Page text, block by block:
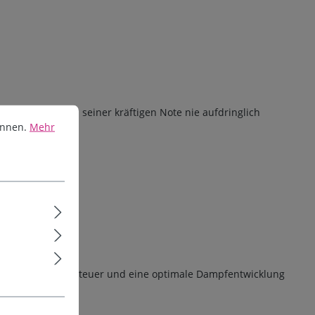
der trotz seiner kräftigen Note nie aufdringlich
und eine optimale Dampfentwicklung
Mehr Informationen ...
Mehr